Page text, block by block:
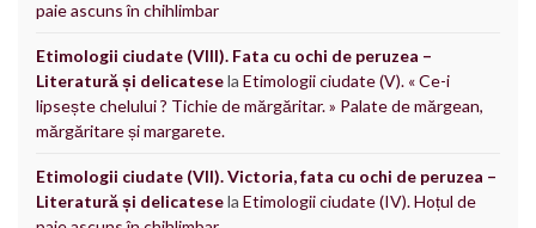
paie ascuns în chihlimbar
Etimologii ciudate (VIII). Fata cu ochi de peruzea –
Literatură și delicatesela Etimologii ciudate (V). « Ce-i
lipsește chelului ? Tichie de mărgăritar. » Palate de mărgean,
mărgăritare și margarete.
Etimologii ciudate (VII). Victoria, fata cu ochi de peruzea –
Literatură și delicatesela Etimologii ciudate (IV). Hoțul de